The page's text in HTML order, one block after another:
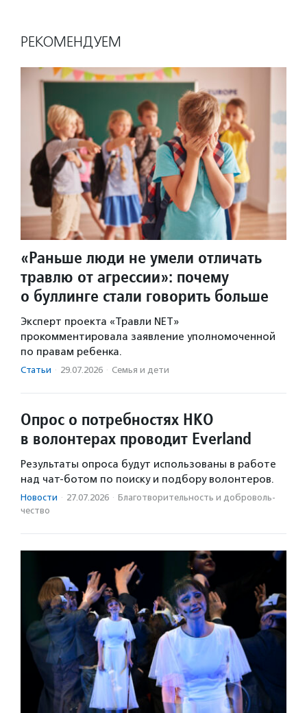
РЕКОМЕНДУЕМ
«Раньше люди не умели отличать
травлю от агрессии»: почему
о буллинге стали говорить больше
Эксперт проекта «Травли NET»
прокомментировала заявление уполномоченной
по правам ребенка.
Статьи · 29.07.2026 · Семья и дети
Опрос о потребностях НКО
в волонтерах проводит Everland
Результаты опроса будут использованы в работе
над чат-ботом по поиску и подбору волонтеров.
Новости · 27.07.2026 · Благотвори­тель­ность и доброволь­
чест­во